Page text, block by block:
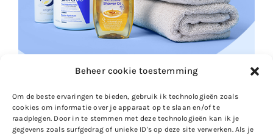
Beheer cookie toestemming
Om de beste ervaringen te bieden, gebruik ik technologieën zoals
cookies om informatie over je apparaat op te slaan en/of te
raadplegen. Door in te stemmen met deze technologieën kan ik je
gegevens zoals surfgedrag of unieke ID's op deze site verwerken. Als je